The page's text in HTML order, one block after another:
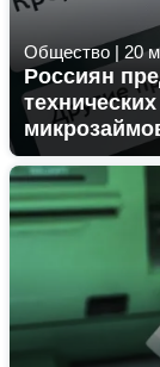
Общество | 20
Россиян